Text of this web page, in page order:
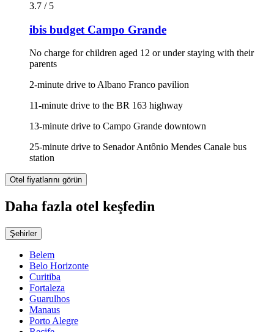
3.7 / 5
ibis budget Campo Grande
No charge for children aged 12 or under staying with their
parents
2-minute drive to Albano Franco pavilion
11-minute drive to the BR 163 highway
13-minute drive to Campo Grande downtown
25-minute drive to Senador Antônio Mendes Canale bus
station
Otel fiyatlarını görün
Daha fazla otel keşfedin
Şehirler
Belem
Belo Horizonte
Curitiba
Fortaleza
Guarulhos
Manaus
Porto Alegre